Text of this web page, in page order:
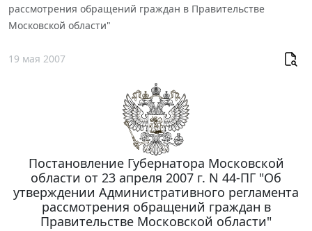
рассмотрения обращений граждан в Правительстве
Московской области"
19 мая 2007
Постановление Губернатора Московской
области от 23 апреля 2007 г. N 44-ПГ "Об
утверждении Административного регламента
рассмотрения обращений граждан в
Правительстве Московской области"